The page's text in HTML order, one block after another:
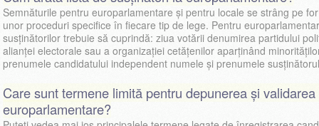
Semnăturile pentru europarlamentare și pentru locale se strâng pe
unor proceduri specifice în fiecare tip de lege. Pentru
susținătorilor trebuie să cuprindă: ziua votării denumirea partidului
alianței electorale sau a organizației cetățenilor aparținând
prenumele candidatului independent numele și prenumele
Care sunt termene limită pentru depunerea și
europarlamentare?